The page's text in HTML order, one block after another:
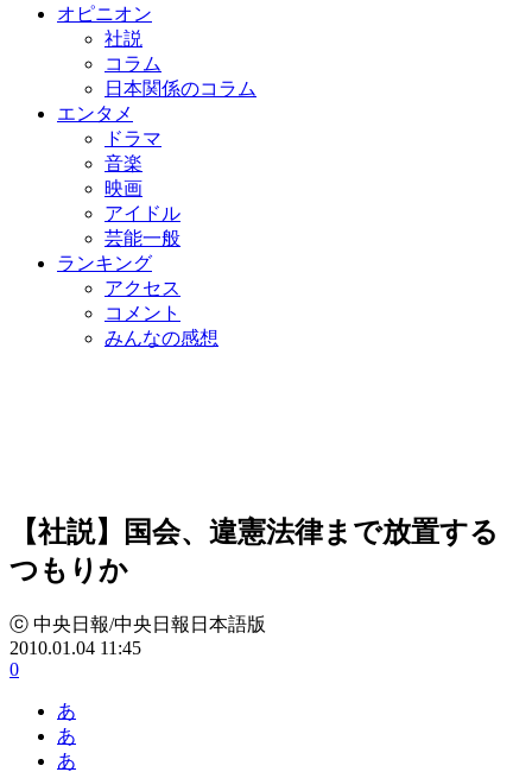
オピニオン
社説
コラム
日本関係のコラム
エンタメ
ドラマ
音楽
映画
アイドル
芸能一般
ランキング
アクセス
コメント
みんなの感想
【社説】国会、違憲法律まで放置する
つもりか
ⓒ 中央日報/中央日報日本語版
2010.01.04 11:45
0
あ
あ
あ